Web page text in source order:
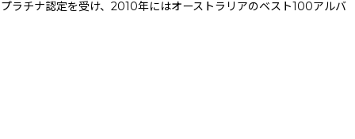
ラチナ認定を受け、2010年にはオーストラリアのベスト100アルバ